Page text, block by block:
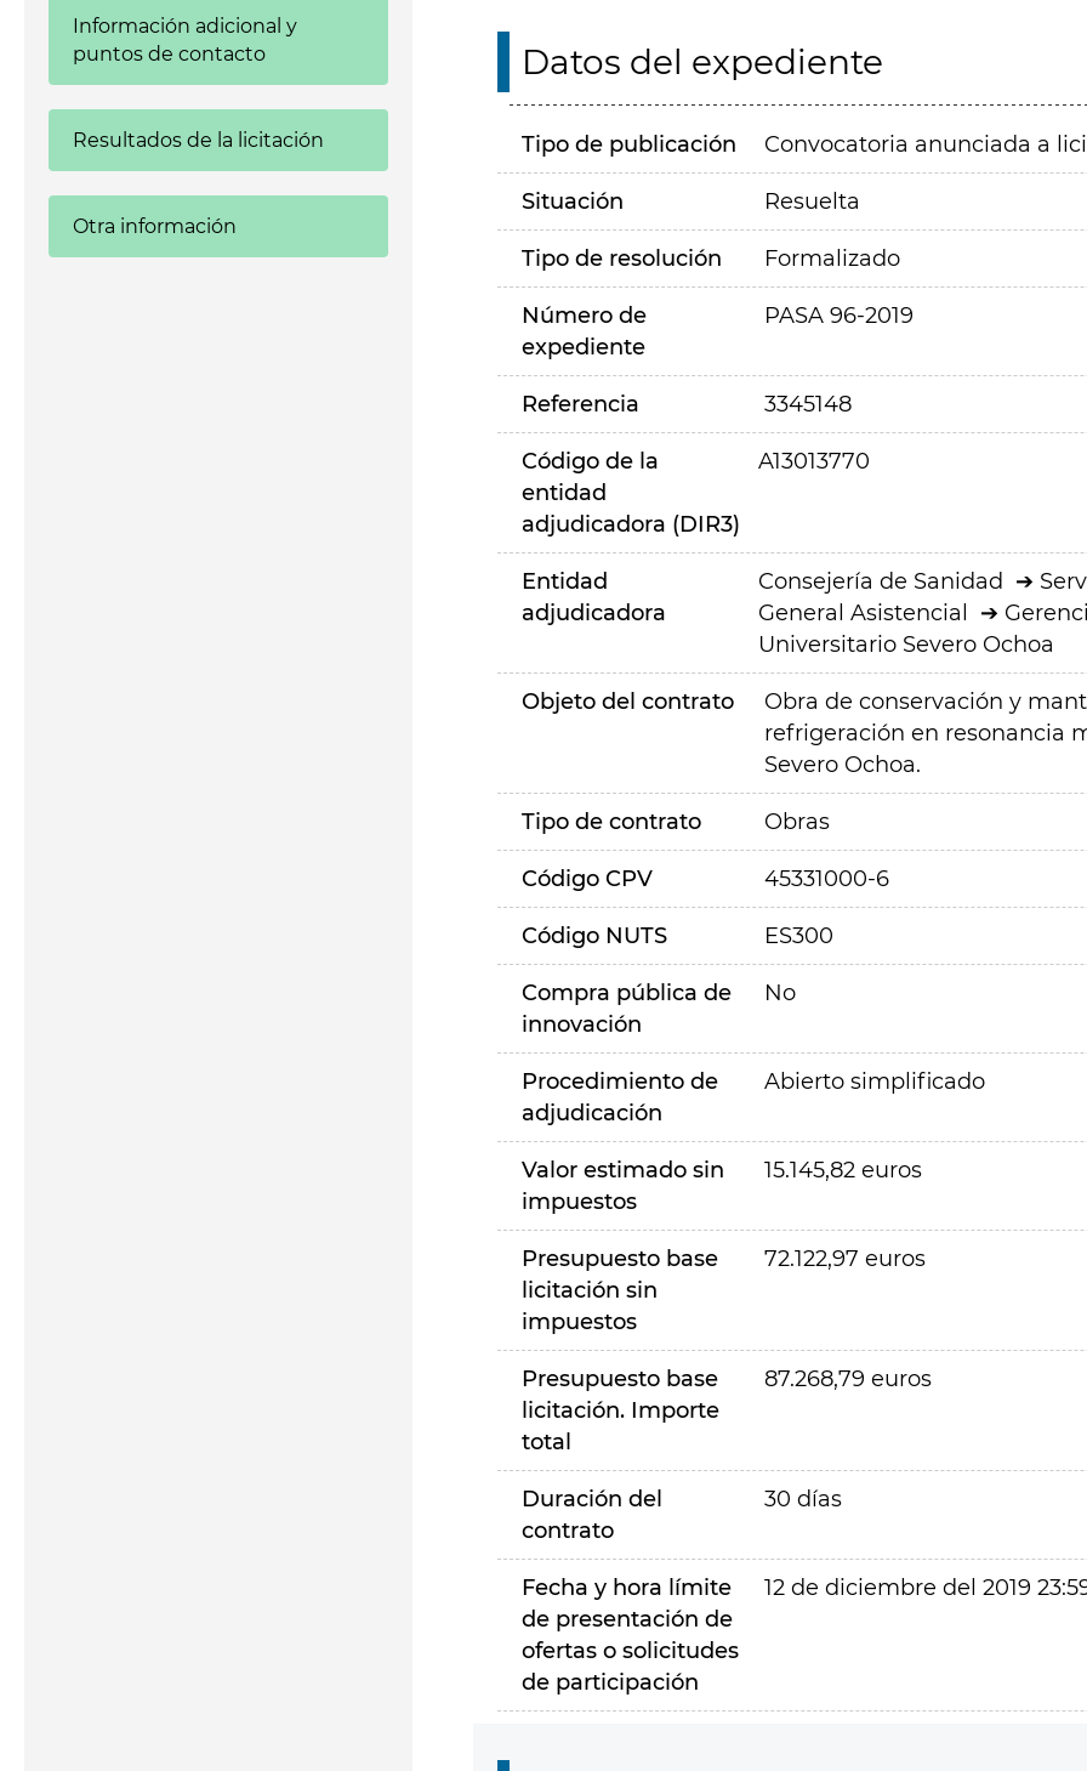
Información adicional y
puntos de contacto
Resultados de la licitación
Otra información
Datos del expediente
Tipo de publicación Convocatoria anunciada a
Situación Resuelta
Tipo de resolución Formalizado
Número de
expediente
PASA 96-2019
Referencia 3345148
Código de la
entidad
adjudicadora (DIR3)
A13013770
Entidad
adjudicadora
Consejería de Sanidad
General Asistencial
Universitario Severo Ochoa
Objeto del contrato
Obra de conservación y
refrigeración en resonancia
Severo Ochoa.
Tipo de contrato Obras
Código CPV 45331000-6
Código NUTS ES300
Compra pública de
innovación
No
Procedimiento de
adjudicación
Abierto simplificado
Valor estimado sin
impuestos
15.145,82 euros
Presupuesto base
licitación sin
impuestos
72.122,97 euros
Presupuesto base
licitación. Importe
total
87.268,79 euros
Duración del
contrato
30 días
Fecha y hora límite
de presentación de
ofertas o solicitudes
de participación
12 de diciembre del 2019